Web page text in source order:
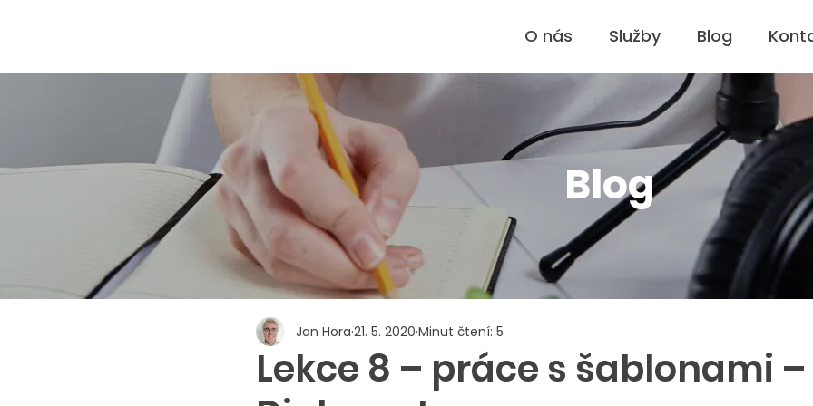
O nás Služby Blog
Blog
Lekce 8 – práce s šablonami –
Jan Hora 21. 5. 2020 Minut čtení: 5